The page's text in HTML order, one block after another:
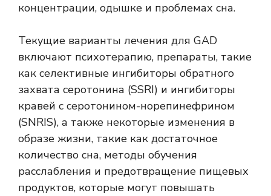
концентрации, одышке и проблемах сна.
Текущие варианты лечения для GAD
включают психотерапию, препараты, такие
как селективные ингибиторы обратного
захвата серотонина (SSRI) и ингибиторы
кравей с серотонином-норепинефрином
(SNRIS), а также некоторые изменения в
образе жизни, такие как достаточное
количество сна, методы обучения
расслабления и предотвращение пищевых
продуктов, которые могут повышать